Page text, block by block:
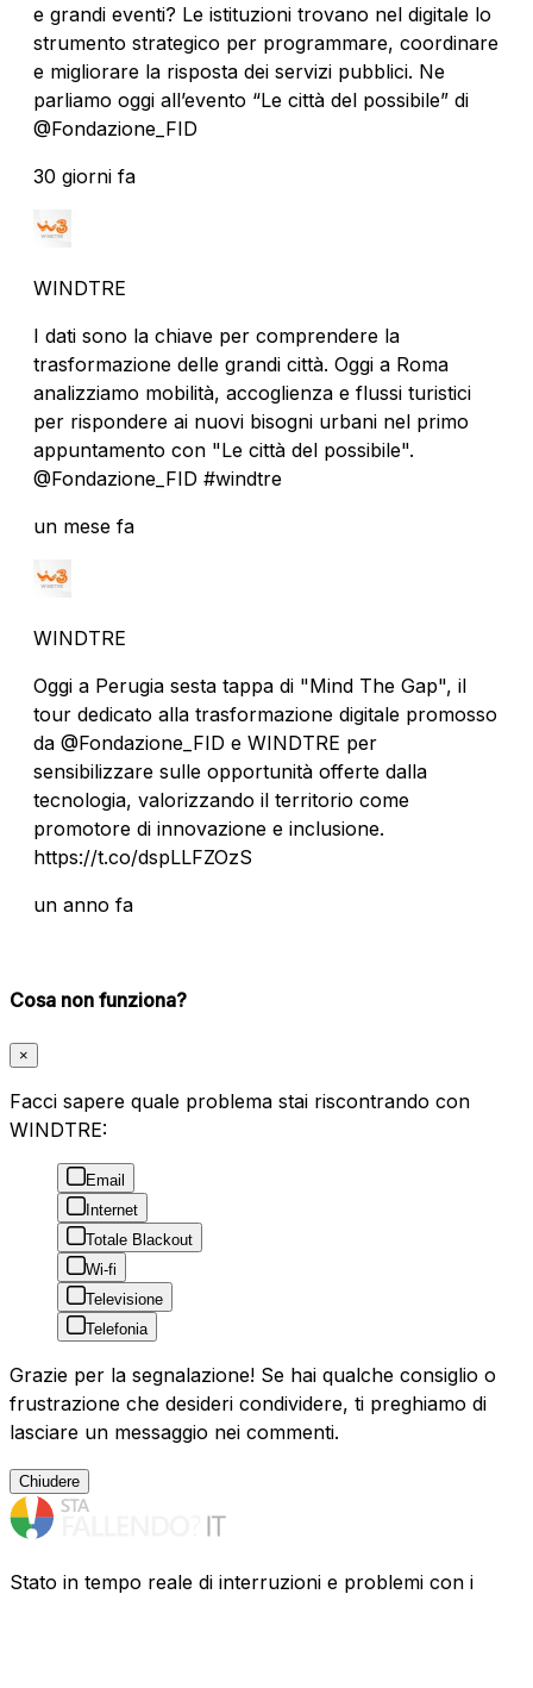
e grandi eventi? Le istituzioni trovano nel digitale lo
strumento strategico per programmare, coordinare
e migliorare la risposta dei servizi pubblici. Ne
parliamo oggi all’evento “Le città del possibile” di
@Fondazione_FID
30 giorni fa
WINDTRE
I dati sono la chiave per comprendere la
trasformazione delle grandi città. Oggi a Roma
analizziamo mobilità, accoglienza e flussi turistici
per rispondere ai nuovi bisogni urbani nel primo
appuntamento con "Le città del possibile".
@Fondazione_FID #windtre
un mese fa
WINDTRE
Oggi a Perugia sesta tappa di "Mind The Gap", il
tour dedicato alla trasformazione digitale promosso
da @Fondazione_FID e WINDTRE per
sensibilizzare sulle opportunità offerte dalla
tecnologia, valorizzando il territorio come
promotore di innovazione e inclusione.
https://t.co/dspLLFZOzS
un anno fa
Cosa non funziona?
×
Facci sapere quale problema stai riscontrando con
WINDTRE:
Email
Internet
Totale Blackout
Wi-fi
Televisione
Telefonia
Grazie per la segnalazione! Se hai qualche consiglio o
frustrazione che desideri condividere, ti preghiamo di
lasciare un messaggio nei commenti.
Chiudere
Stato in tempo reale di interruzioni e problemi con i